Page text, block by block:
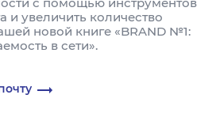
и увеличить количество
новой книге «BRAND №1:
в сети».